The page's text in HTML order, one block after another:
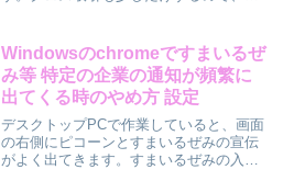
のは何故だろうか・・・？こんな知識で
投資するなとお叱りあるかも...
Windowsのchromeですまいるぜ
み等 特定の企業の通知が頻繁に
出てくる時のやめ方 設定
デスクトップPCで作業していると、画面
の右側にピコーンとすまいるぜみの宣伝
がよく出てきます。すまいるぜみの入会